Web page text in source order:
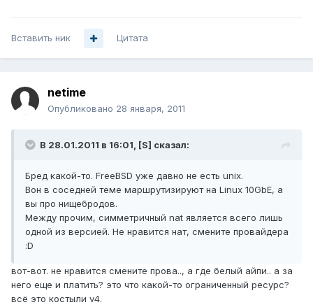
Вставить ник Цитата
netime
Опубликовано 28 января, 2011
В 28.01.2011 в 16:01, [S] сказал:
Бред какой-то. FreeBSD уже давно не есть unix.
Вон в соседней теме маршрутизируют на Linux 10GbE, а
вы про нищебродов.
Между прочим, симметричный nat является всего лишь
одной из версией. Не нравится нат, смените провайдера
:D
вот-вот. не нравится смените прова.., а где белый айпи.. а за
него еще и платить? это что какой-то ограниченный ресурс?
всё это костыли v4.